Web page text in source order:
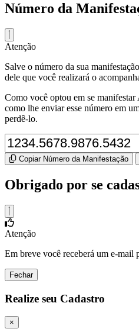
Número da
Atenção
Salve o número da sua
dele que você realizará o
Como você optou em se
como lhe enviar esse número em
perdê-lo.
Copiar Número da Manifestação
Obrigado por se
Atenção
Em breve você receberá um e-mail
Fechar
Realize seu Cadastro
×